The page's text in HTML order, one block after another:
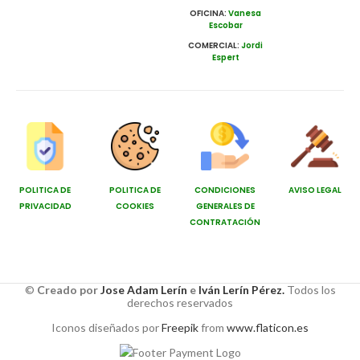
OFICINA:Vanesa
Escobar
COMERCIAL:Jordi
Espert
POLITICA DE
PRIVACIDAD
POLITICA DE
COOKIES
CONDICIONES
GENERALES DE
CONTRATACIÓN
AVISO LEGAL
© Creado porJose Adam Lerín e Iván Lerín Pérez.Todos los
derechos reservados
Iconos diseñados porFreepikfrom www.flaticon.es